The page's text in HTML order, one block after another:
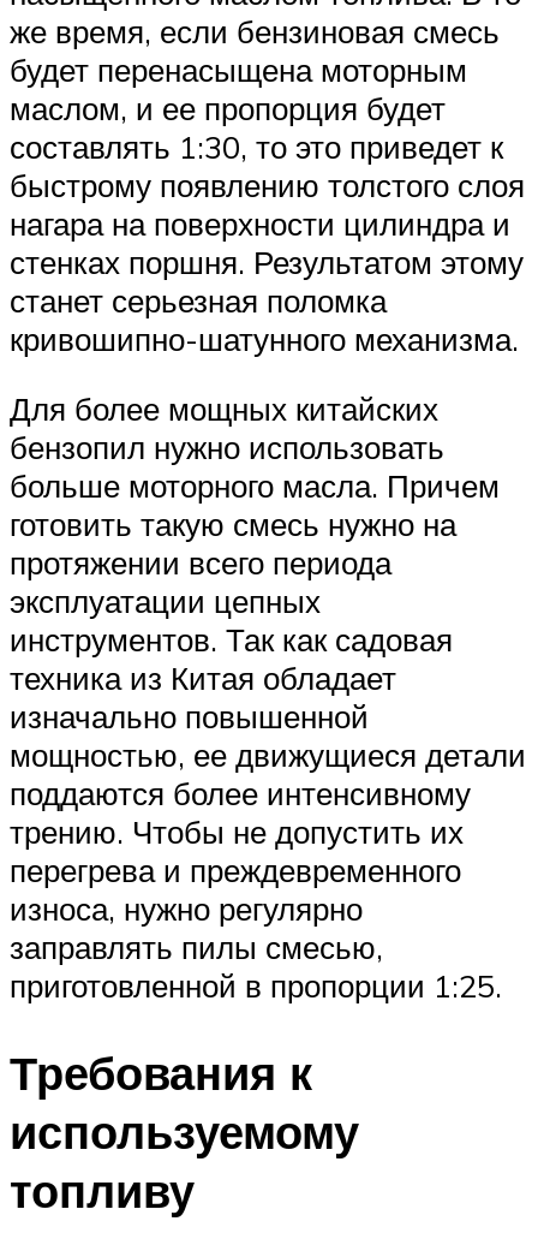
же время, если бензиновая смесь
будет перенасыщена моторным
маслом, и ее пропорция будет
составлять 1:30, то это приведет к
быстрому появлению толстого слоя
нагара на поверхности цилиндра и
стенках поршня. Результатом этому
станет серьезная поломка
кривошипно-шатунного механизма.
Для более мощных китайских
бензопил нужно использовать
больше моторного масла. Причем
готовить такую смесь нужно на
протяжении всего периода
эксплуатации цепных
инструментов. Так как садовая
техника из Китая обладает
изначально повышенной
мощностью, ее движущиеся детали
поддаются более интенсивному
трению. Чтобы не допустить их
перегрева и преждевременного
износа, нужно регулярно
заправлять пилы смесью,
приготовленной в пропорции 1:25.
Требования к
используемому
топливу